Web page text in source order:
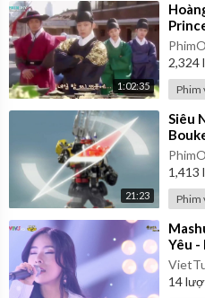
1:02:35
2,324
Phim
21:23
⁣Siêu
Minh
1,413
Phim
Yêu -
- Tập
14